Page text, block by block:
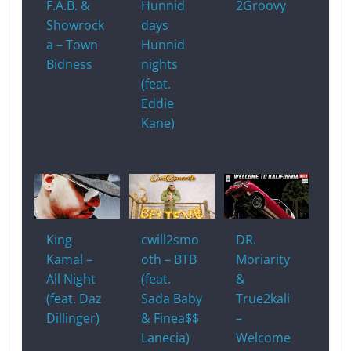
F.A.B. &
Showrock
a – Town
Bidness
Hunnid
days
Hunnid
nights
(feat.
Eddie
Kane)
2Groovy
King
Kamal –
All Night
(feat. Daz
Dillinger)
cwill2smo
oth – BTB
(feat.
Sada Baby
& Finea$$
Lanecia)
DR.
Moriarity
&
True2kali
–
Welcome